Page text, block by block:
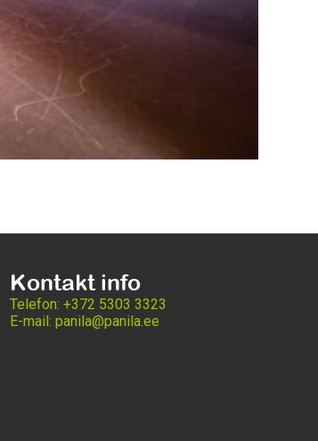
Kontakt info
Telefon: +372 5303 3323
E-mail: panila@panila.ee